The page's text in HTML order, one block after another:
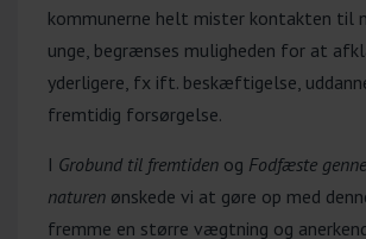
Huset Relief (mental
sundhedsekspert og
gæstefacilitator)
Line Reif fra Huset Relief er
socialrådgiver, narrativ
og supervisor med 20 års
arbejdet med udsatte unge.
kommunerne helt mister kontakten til
unge, begrænses muligheden for at
yderligere, fx ift. beskæftigelse,
fremtidig forsørgelse.
I Grobund til fremtiden og Fodfæste
naturen ønskede vi at gøre op med
fremme en større vægtning og